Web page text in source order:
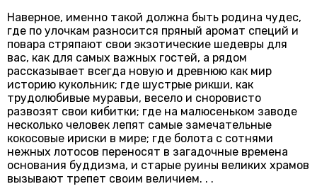
Наверное, именно такой должна быть родина чудес,
где по улочкам разносится пряный аромат специй и
повара стряпают свои экзотические шедевры для
вас, как для самых важных гостей, а рядом
рассказывает всегда новую и древнюю как мир
историю кукольник; где шустрые рикши, как
трудолюбивые муравьи, весело и сноровисто
развозят свои кибитки; где на малюсеньком заводе
несколько человек лепят самые замечательные
кокосовые ириски в мире; где болота с сотнями
нежных лотосов переносят в загадочные времена
основания буддизма, и старые руины великих храмов
вызывают трепет своим величием. . .